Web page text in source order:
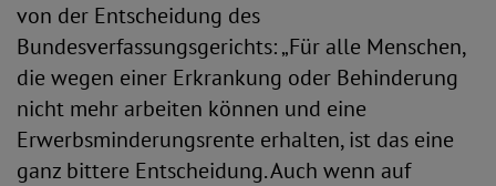
von der Entscheidung des
Bundesverfassungsgerichts: „Für alle Menschen,
die wegen einer Erkrankung oder Behinderung
nicht mehr arbeiten können und eine
Erwerbsminderungsrente erhalten, ist das eine
ganz bittere Entscheidung. Auch wenn auf